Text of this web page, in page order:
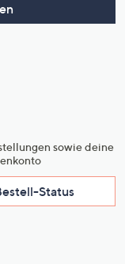
sowie deine
Status